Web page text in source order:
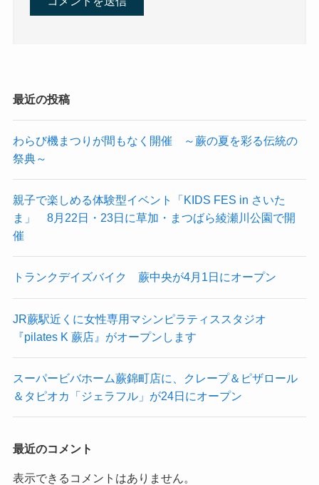
最近の投稿
わらび機まつりが間もなく開催 ～蕨の夏を彩る伝統の
祭典～
親子で楽しめる体験型イベント「KIDS FES in さいた
ま」 8月22日・23日に草加・まつばら綾瀬川公園で開
催
トランクデイズバイク 蕨中央が4月1日にオープン
JR蕨駅近くに女性専用マシンピラティススタジオ
『pilates K 蕨店』がオープンします
スーパービバホーム蕨錦町店に、クレープ＆ピザロール
＆タピオカ「ジェラフル」が24日にオープン
最近のコメント
表示できるコメントはありません。